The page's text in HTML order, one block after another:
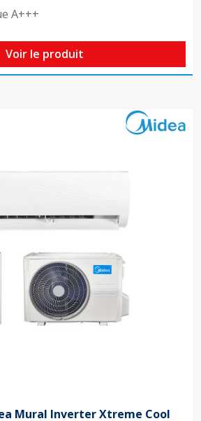
A+++
Voir le produit
Mural Inverter Xtreme Cool